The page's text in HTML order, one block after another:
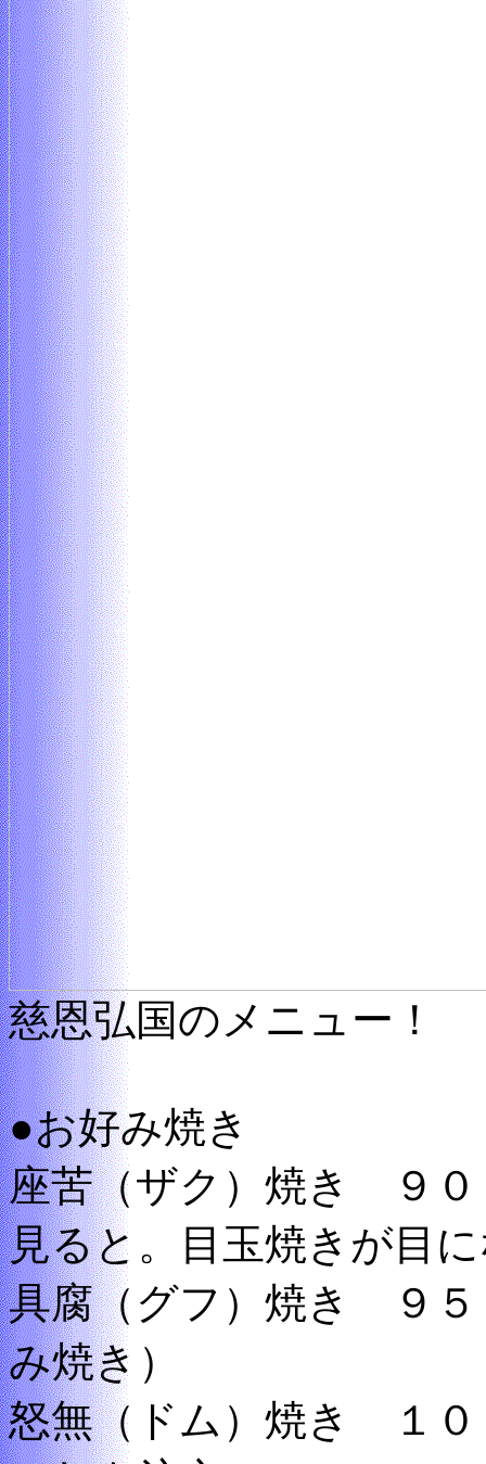
慈恩弘国のメニュー！
●お好み焼き
座苦（ザク）焼き ９
見ると。目玉焼きが目
具腐（グフ）焼き ９５
み焼き）
怒無（ドム）焼き １